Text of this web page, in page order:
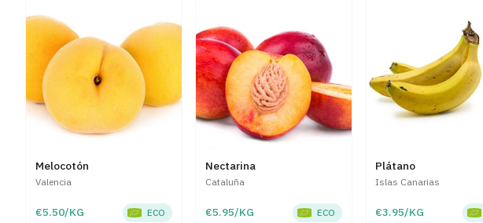
Melocotón
Valencia
€5.50/KG ECO
Nectarina
Cataluña
€5.95/KG ECO
Plátano
Islas Canarias
€3.95/KG